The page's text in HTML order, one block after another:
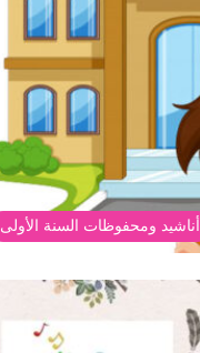
أناشيد ومحفوظات السنة الأولى